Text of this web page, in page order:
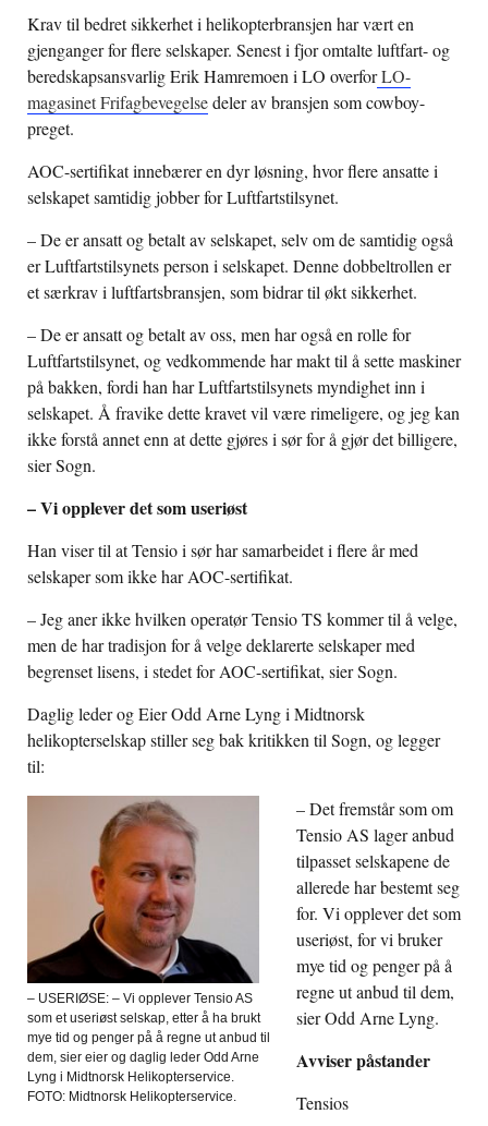
Krav til bedret sikkerhet i helikopterbransjen har vært en
gjenganger for flere selskaper. Senest i fjor omtalte luftfart- og
beredskapsansvarlig Erik Hamremoen i LO overforLO-
magasinet Frifagbevegelsedeler av bransjen som cowboy-
preget.
AOC-sertifikat innebærer en dyr løsning, hvor flere ansatte i
selskapet samtidig jobber for Luftfartstilsynet.
– De er ansatt og betalt av selskapet, selv om de samtidig også
er Luftfartstilsynets person i selskapet. Denne dobbeltrollen er
et særkrav i luftfartsbransjen, som bidrar til økt sikkerhet.
– De er ansatt og betalt av oss, men har også en rolle for
Luftfartstilsynet, og vedkommende har makt til å sette maskiner
på bakken, fordi han har Luftfartstilsynets myndighet inn i
selskapet. Å fravike dette kravet vil være rimeligere, og jeg kan
ikke forstå annet enn at dette gjøres i sør for å gjør det billigere,
sier Sogn.
– Vi opplever det som useriøst
Han viser til at Tensio i sør har samarbeidet i flere år med
selskaper som ikke har AOC-sertifikat.
– Jeg aner ikke hvilken operatør Tensio TS kommer til å velge,
men de har tradisjon for å velge deklarerte selskaper med
begrenset lisens, i stedet for AOC-sertifikat, sier Sogn.
Daglig leder og Eier Odd Arne Lyng i Midtnorsk
helikopterselskap stiller seg bak kritikken til Sogn, og legger
til:
– USERIØSE: – Vi opplever Tensio AS
som et useriøst selskap, etter å ha brukt
mye tid og penger på å regne ut anbud til
dem, sier eier og daglig leder Odd Arne
Lyng i Midtnorsk Helikopterservice.
FOTO: Midtnorsk Helikopterservice.
– Det fremstår som om
Tensio AS lager anbud
tilpasset selskapene de
allerede har bestemt seg
for. Vi opplever det som
useriøst, for vi bruker
mye tid og penger på å
regne ut anbud til dem,
sier Odd Arne Lyng.
Avviser påstander
Tensios